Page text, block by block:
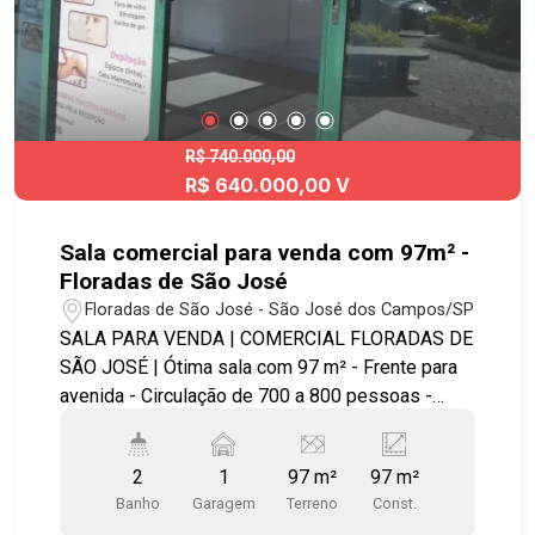
Lojas Comerciais, acesso fácil as principais
avenidas e bairros da cidade. Agende já sua
visita!! #imobiliaria #geraçãoimóveis
#aptovenda #aptovendaSJC #aptolocaçãoSJC
#aptolocação
R$ 740.000,00
R$ 640.000,00 V
Sala comercial para venda com 97m² -
Floradas de São José
Floradas de São José - São José dos Campos/SP
SALA PARA VENDA | COMERCIAL FLORADAS DE
SÃO JOSÉ | Ótima sala com 97 m² - Frente para
avenida - Circulação de 700 a 800 pessoas -
Sul, ponto de ônibus, escolas, supermercados,
bancos, todo tipo de comércios, Avenida
Andrômeda, fácil acesso para a Dutra e Anel
2
Banho
1
Garagem
97 m²
Terreno
97 m²
Const.